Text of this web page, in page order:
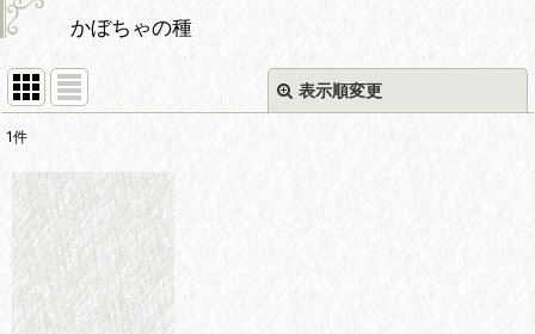
かぼちゃの種
表示順変更
並び順:
1件